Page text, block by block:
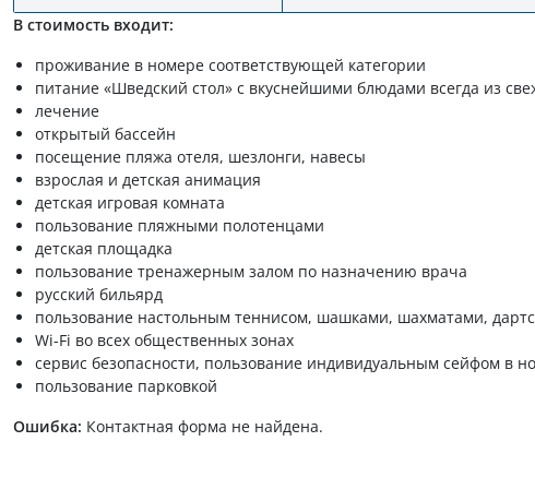
В стоимость входит:
проживание в номере соответствующей категории
питание «Шведский стол» с вкуснейшими блюдами всегда из
лечение
открытый бассейн
посещение пляжа отеля, шезлонги, навесы
взрослая и детская анимация
детская игровая комната
пользование пляжными полотенцами
детская площадка
пользование тренажерным залом по назначению врача
русский бильярд
пользование настольным теннисом, шашками, шахматами, дартс
Wi-Fi во всех общественных зонах
сервис безопасности, пользование индивидуальным сейфом в
пользование парковкой
Ошибка: Контактная форма не найдена.